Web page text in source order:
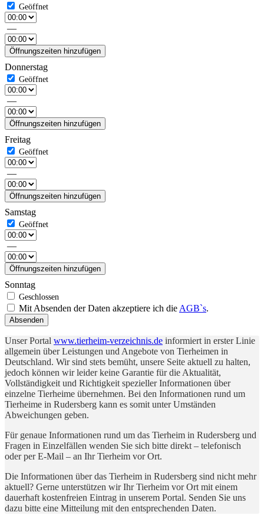
—
Öffnungszeiten hinzufügen
Donnerstag
—
Öffnungszeiten hinzufügen
Freitag
—
Öffnungszeiten hinzufügen
Samstag
—
Öffnungszeiten hinzufügen
Sonntag
Mit Absenden der Daten akzeptiere ich die AGB`s.
Absenden
Unser Portal www.tierheim-verzeichnis.de informiert in erster Linie
allgemein über Leistungen und Angebote von Tierheimen in
Deutschland. Wir sind stets bemüht, unsere Seite aktuell zu halten,
jedoch können wir leider keine Garantie für die Aktualität,
Vollständigkeit und Richtigkeit spezieller Informationen über
einzelne Tierheime übernehmen. Bei den Informationen rund um
Tierheime in Rudersberg kann es somit unter Umständen
Abweichungen geben.
Für genaue Informationen rund um das Tierheim in Rudersberg und
Fragen in Einzelfällen wenden Sie sich bitte direkt – telefonisch
oder per E-Mail – an Ihr Tierheim vor Ort.
Die Informationen über das Tierheim in Rudersberg sind nicht mehr
aktuell? Gerne unterstützen wir Ihr Tierheim vor Ort mit einem
dauerhaft kostenfreien Eintrag in unserem Portal. Senden Sie uns
dazu bitte eine Mitteilung mit den entsprechenden Daten.